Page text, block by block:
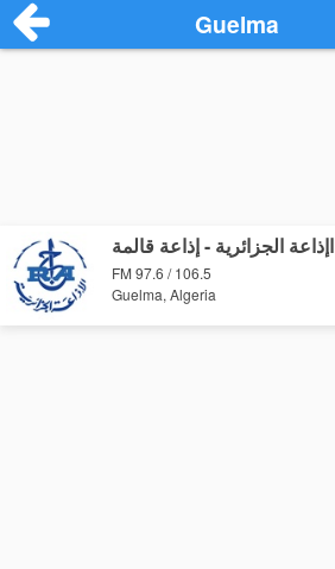
Guelma
اإذاعة الجزائرية - إذاعة قالمة
FM 97.6 / 106.5
Guelma, Algeria